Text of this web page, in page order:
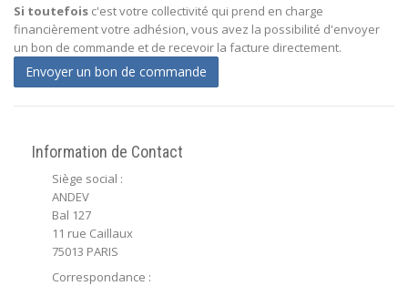
Si toutefois c'est votre collectivité qui prend en charge
financièrement votre adhésion, vous avez la possibilité d'envoyer
un bon de commande et de recevoir la facture directement.
Envoyer un bon de commande
Information de Contact
Siège social :
ANDEV
Bal 127
11 rue Caillaux
75013 PARIS
Correspondance :